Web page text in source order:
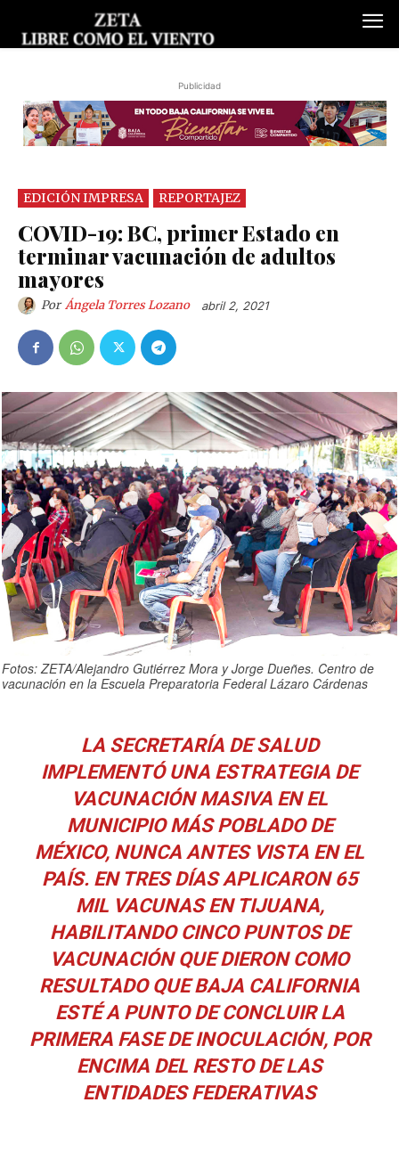
Publicidad
EDICIÓN IMPRESA REPORTAJEZ
COVID-19: BC, primer Estado en
terminar vacunación de adultos
mayores
Por Ángela Torres Lozano
Fotos: ZETA/Alejandro Gutiérrez Mora y Jorge Dueñes. Centro de
vacunación en la Escuela Preparatoria Federal Lázaro Cárdenas
LA SECRETARÍA DE SALUD
IMPLEMENTÓ UNA ESTRATEGIA DE
VACUNACIÓN MASIVA EN EL
MUNICIPIO MÁS POBLADO DE
MÉXICO, NUNCA ANTES VISTA EN EL
PAÍS. EN TRES DÍAS APLICARON 65
MIL VACUNAS EN TIJUANA,
HABILITANDO CINCO PUNTOS DE
VACUNACIÓN QUE DIERON COMO
RESULTADO QUE BAJA CALIFORNIA
ESTÉ A PUNTO DE CONCLUIR LA
PRIMERA FASE DE INOCULACIÓN, POR
ENCIMA DEL RESTO DE LAS
ENTIDADES FEDERATIVAS